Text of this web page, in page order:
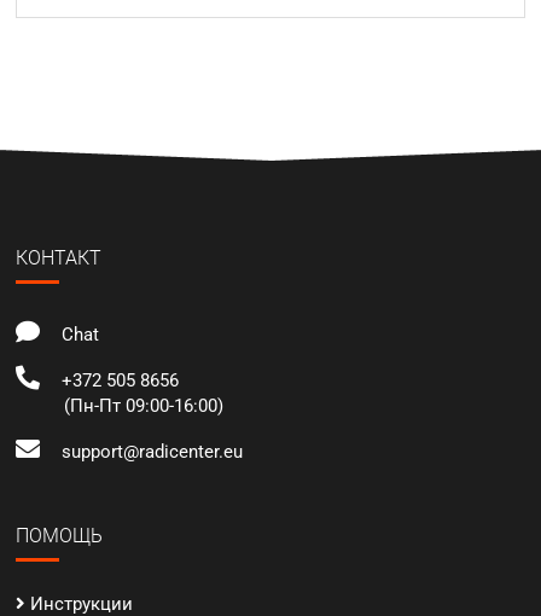
КОНТАКТ
Chat
+372 505 8656
(Пн-Пт 09:00-16:00)
support@radicenter.eu
ПОМОЩЬ
Инструкции